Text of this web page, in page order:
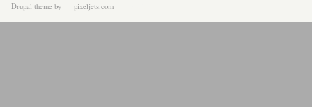
Drupal theme by pixeljets.com